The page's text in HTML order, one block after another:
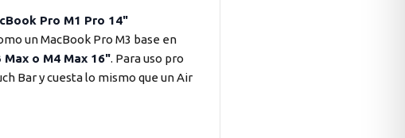
Pro M1 Pro 14"
un MacBook Pro M3 base en
Max o M4 Max 16". Para uso pro
Bar y cuesta lo mismo que un Air